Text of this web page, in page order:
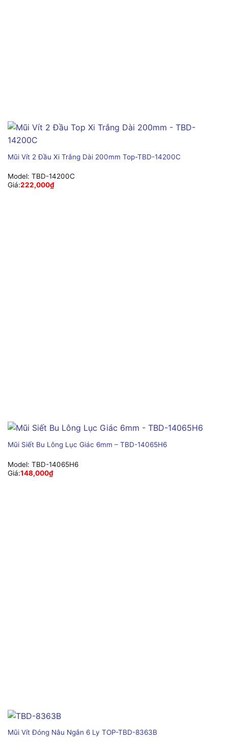
Mũi Vít 2 Đầu Xi Trắng Dài 200mm Top-TBD-14200C
Model: TBD-14200C
Giá:222,000₫
Mũi Siết Bu Lông Lục Giác 6mm – TBD-14065H6
Model: TBD-14065H6
Giá:148,000₫
Mũi Vít Đóng Nâu Ngắn 6 Ly TOP-TBD-8363B